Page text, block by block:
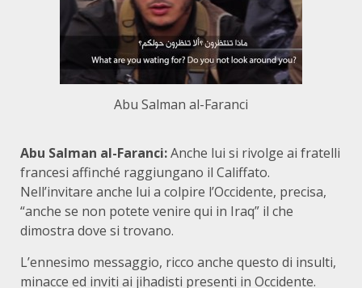
Abu Salman al-Faranci
Abu Salman al-Faranci:Anche lui si rivolge ai fratelli
francesi affinché raggiungano il Califfato.
Nell’invitare anche lui a colpire l’Occidente, precisa,
“anche se non potete venire qui in Iraq” il che
dimostra dove si trovano.
L’ennesimo messaggio, ricco anche questo di insulti,
minacce ed inviti ai jihadisti presenti in Occidente.